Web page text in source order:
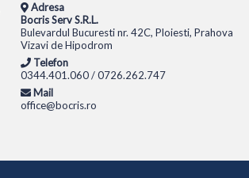
Adresa
Bocris Serv S.R.L.
Bulevardul Bucuresti nr. 42C, Ploiesti, Prahova
Vizavi de Hipodrom
Telefon
0344.401.060 / 0726.262.747
Mail
office@bocris.ro